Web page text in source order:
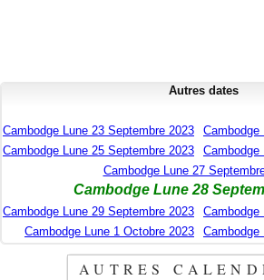
Autres dates
Cambodge Lune 23 Septembre 2023
Cambodge
Cambodge Lune 25 Septembre 2023
Cambodge
Cambodge Lune 27
Cambodge Lune 28
Cambodge Lune 29 Septembre 2023
Cambodge
Cambodge Lune 1 Octobre 2023
Cambodge
AUTRES